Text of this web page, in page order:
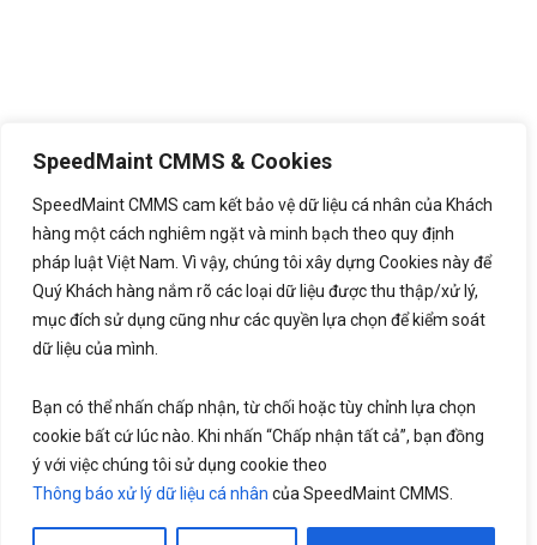
SpeedMaint CMMS & Cookies
SpeedMaint CMMS cam kết bảo vệ dữ liệu cá nhân của Khách
hàng một cách nghiêm ngặt và minh bạch theo quy định
pháp luật Việt Nam. Vì vậy, chúng tôi xây dựng Cookies này để
Quý Khách hàng nắm rõ các loại dữ liệu được thu thập/xử lý,
mục đích sử dụng cũng như các quyền lựa chọn để kiểm soát
dữ liệu của mình.
Bạn có thể nhấn chấp nhận, từ chối hoặc tùy chỉnh lựa chọn
cookie bất cứ lúc nào. Khi nhấn “Chấp nhận tất cả”, bạn đồng
ý với việc chúng tôi sử dụng cookie theo
Thông báo xử lý dữ liệu cá nhân của SpeedMaint CMMS.